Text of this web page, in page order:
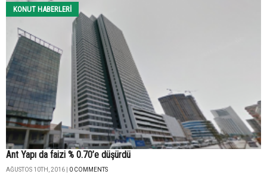
KONUT HABERLERI
Ant Yapı da faizi % 0.70’e düşürdü
AĞUSTOS 10TH, 2016 | 0 COMMENTS